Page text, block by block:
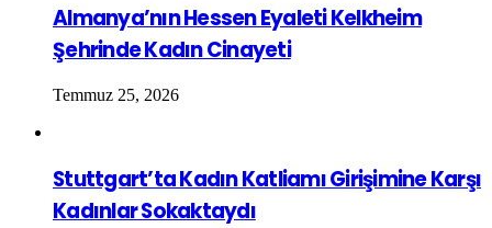
Almanya’nın Hessen Eyaleti Kelkheim
Şehrinde Kadın Cinayeti
Temmuz 25, 2026
Stuttgart’ta Kadın Katliamı Girişimine Karşı
Kadınlar Sokaktaydı